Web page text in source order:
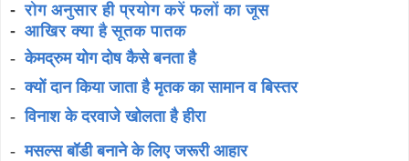
-रोग अनुसार ही प्रयोग करें फलों का जूस
- आखिर क्या है सूतक पातक
-केमद्रुम योग दोष कैसे बनता है
-क्यों दान किया जाता है मृतक का सामान व बिस्तर
-विनाश के दरवाजे खोलता है हीरा
-मसल्स बॉडी बनाने के लिए जरूरी आहार